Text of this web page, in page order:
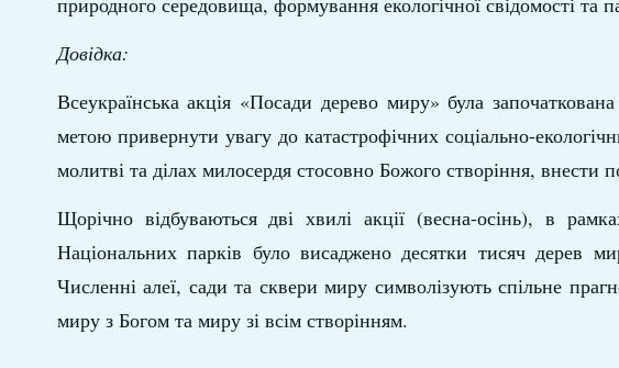
Довідка:
Всеукраїнська акція «Посади дерево миру» була
метою привернути увагу до катастрофічних соціально-
молитві та ділах милосердя стосовно Божого створіння, внести
Щорічно відбуваються дві хвилі акції (весна-осінь), в
Національних парків було висаджено десятки тисяч дерев
Численні алеї, сади та сквери миру символізують спільне
миру з Богом та миру зі всім створінням.